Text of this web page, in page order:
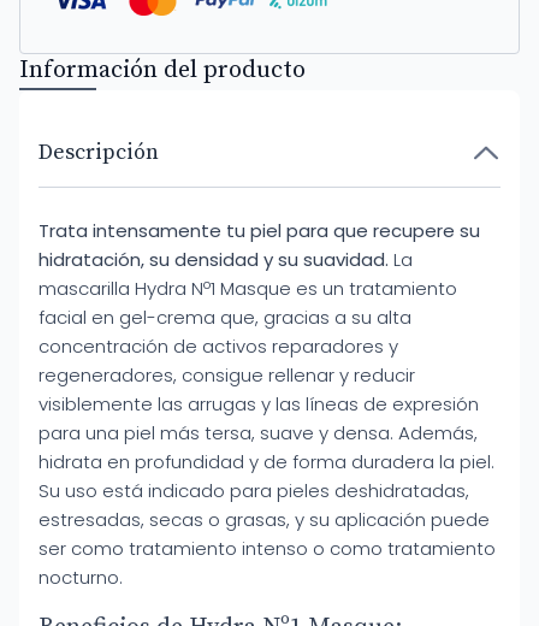
Información del producto
Descripción
Trata intensamente tu piel para que recupere su
hidratación, su densidad y su suavidad. La
mascarilla Hydra Nº1 Masque es un tratamiento
facial en gel-crema que, gracias a su alta
concentración de activos reparadores y
regeneradores, consigue rellenar y reducir
visiblemente las arrugas y las líneas de expresión
para una piel más tersa, suave y densa. Además,
hidrata en profundidad y de forma duradera la piel.
Su uso está indicado para pieles deshidratadas,
estresadas, secas o grasas, y su aplicación puede
ser como tratamiento intenso o como tratamiento
nocturno.